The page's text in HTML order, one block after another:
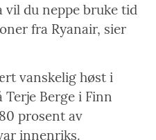
vil du neppe bruke tid
fra Ryanair, sier
vanskelig høst i
Berge i Finn
prosent av
innenriks.